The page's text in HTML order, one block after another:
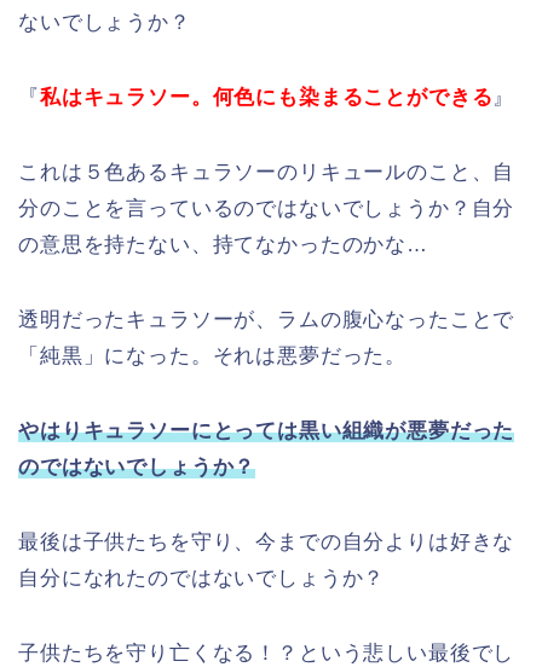
ないでしょうか？
『私はキュラソー。何色にも染まることができる』
これは５色あるキュラソーのリキュールのこと、自
分のことを言っているのではないでしょうか？自分
の意思を持たない、持てなかったのかな…
透明だったキュラソーが、ラムの腹心なったことで
「純黒」になった。それは悪夢だった。
やはりキュラソーにとっては黒い組織が悪夢だった
のではないでしょうか？
最後は子供たちを守り、今までの自分よりは好きな
自分になれたのではないでしょうか？
子供たちを守り亡くなる！？という悲しい最後でし